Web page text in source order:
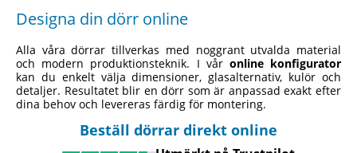
Designa din dörr online
Alla våra dörrar tillverkas med noggrant utvalda material
och modern produktionsteknik. I vår online konfigurator
kan du enkelt välja dimensioner, glasalternativ, kulör och
detaljer. Resultatet blir en dörr som är anpassad exakt efter
dina behov och levereras färdig för montering.
Beställ dörrar direkt online